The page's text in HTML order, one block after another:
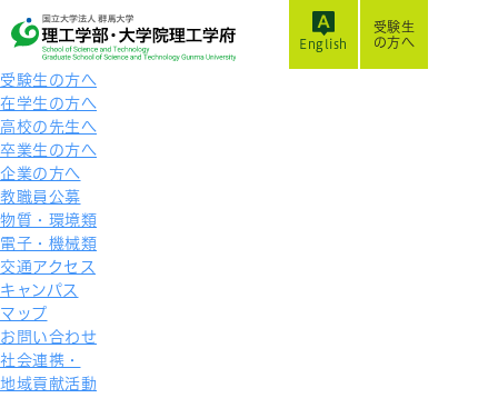
受験生
の方へ
受験生の方へ
在学生の方へ
高校の先生へ
卒業生の方へ
企業の方へ
教職員公募
物質・環境類
電子・機械類
交通アクセス
キャンパス
マップ
お問い合わせ
社会連携・
地域貢献活動
English